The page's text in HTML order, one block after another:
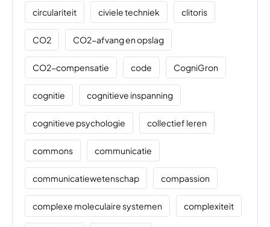
circulariteit civiele techniek clitoris
CO2 CO2-afvang en opslag
CO2-compensatie code CogniGron
cognitie cognitieve inspanning
cognitieve psychologie collectief leren
commons communicatie
communicatiewetenschap compassion
complexe moleculaire systemen complexiteit